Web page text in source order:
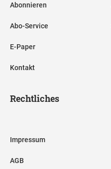
Abonnieren
Abo-Service
E-Paper
Kontakt
Rechtliches
Impressum
AGB